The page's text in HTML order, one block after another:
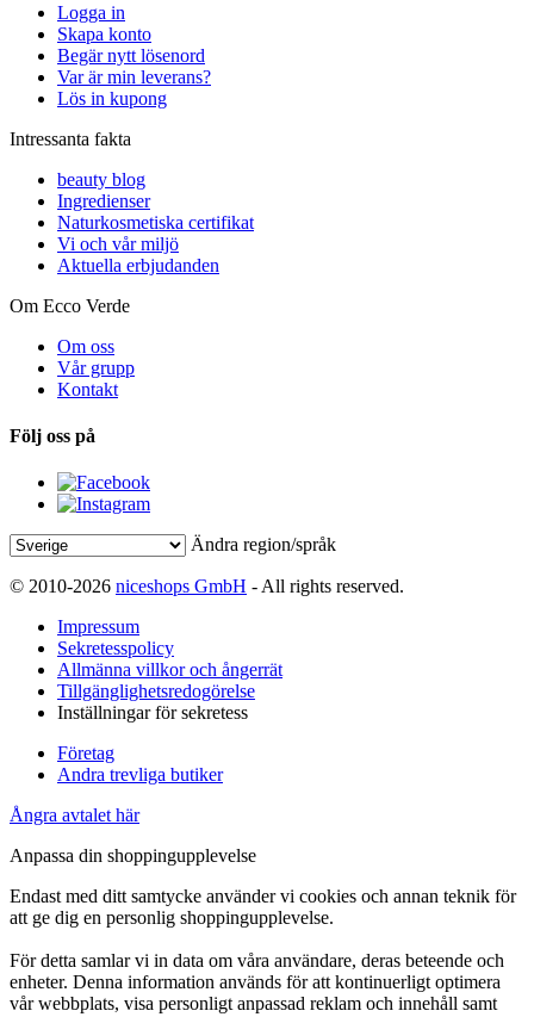
Logga in
Skapa konto
Begär nytt lösenord
Var är min leverans?
Lös in kupong
Intressanta fakta
beauty blog
Ingredienser
Naturkosmetiska certifikat
Vi och vår miljö
Aktuella erbjudanden
Om Ecco Verde
Om oss
Vår grupp
Kontakt
Följ oss på
Ändra region/språk
© 2010-2026 niceshops GmbH - All rights reserved.
Impressum
Sekretesspolicy
Allmänna villkor och ångerrät
Tillgänglighetsredogörelse
Inställningar för sekretess
Företag
Andra trevliga butiker
Ångra avtalet här
Anpassa din shoppingupplevelse
Endast med ditt samtycke använder vi cookies och annan teknik för
att ge dig en personlig shoppingupplevelse.
För detta samlar vi in data om våra användare, deras beteende och
enheter. Denna information används för att kontinuerligt optimera
vår webbplats, visa personligt anpassad reklam och innehåll samt